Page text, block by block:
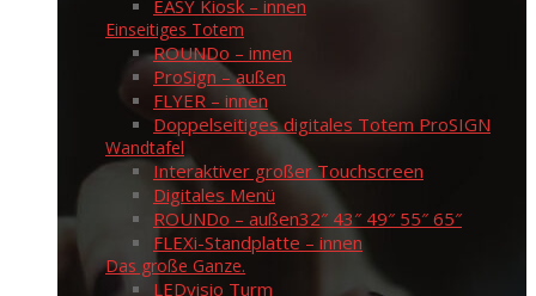
EASY Kiosk – innen
Einseitiges Totem
ROUNDo – innen
ProSign – außen
FLYER – innen
Doppelseitiges digitales Totem ProSIGN
Wandtafel
Interaktiver großer Touchscreen
Digitales Menü
ROUNDo – außen32″ 43″ 49″ 55″ 65″
FLEXi-Standplatte – innen
Das große Ganze.
LEDvisio Turm